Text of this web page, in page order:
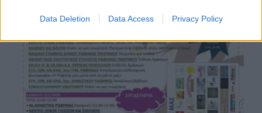
Data Deletion Data Access Privacy Policy